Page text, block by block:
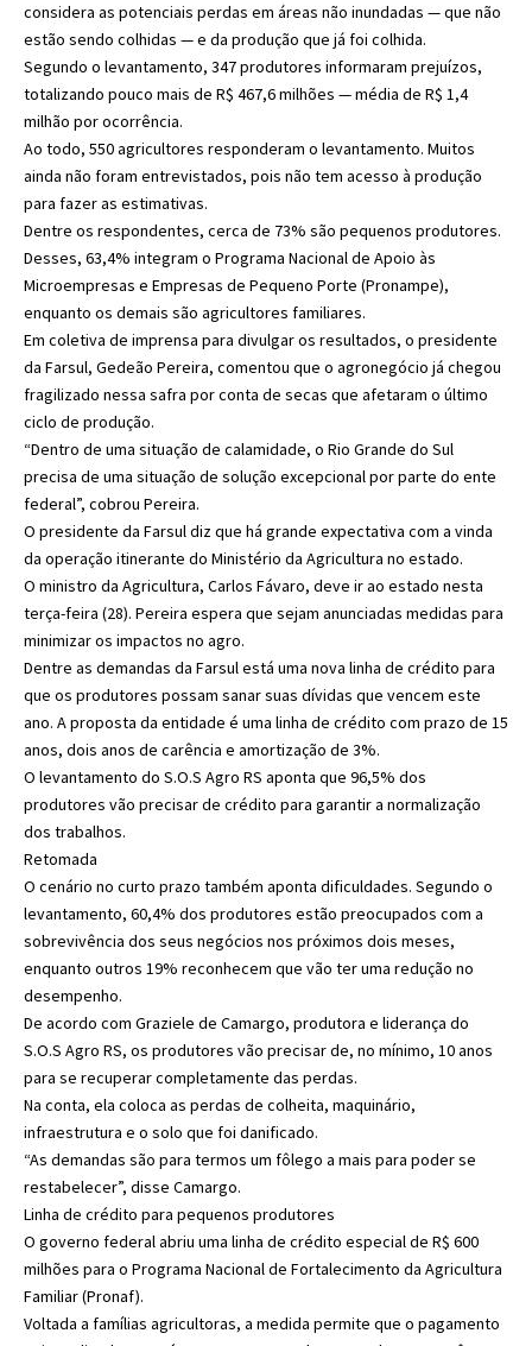
considera as potenciais perdas em áreas não inundadas — que não
estão sendo colhidas — e da produção que já foi colhida.
Segundo o levantamento, 347 produtores informaram prejuízos,
totalizando pouco mais de R$ 467,6 milhões — média de R$ 1,4
milhão por ocorrência.
Ao todo, 550 agricultores responderam o levantamento. Muitos
ainda não foram entrevistados, pois não tem acesso à produção
para fazer as estimativas.
Dentre os respondentes, cerca de 73% são pequenos produtores.
Desses, 63,4% integram o Programa Nacional de Apoio às
Microempresas e Empresas de Pequeno Porte (Pronampe),
enquanto os demais são agricultores familiares.
Em coletiva de imprensa para divulgar os resultados, o presidente
da Farsul, Gedeão Pereira, comentou que o agronegócio já chegou
fragilizado nessa safra por conta de secas que afetaram o último
ciclo de produção.
“Dentro de uma situação de calamidade, o Rio Grande do Sul
precisa de uma situação de solução excepcional por parte do ente
federal”, cobrou Pereira.
O presidente da Farsul diz que há grande expectativa com a vinda
da operação itinerante do Ministério da Agricultura no estado.
O ministro da Agricultura, Carlos Fávaro, deve ir ao estado nesta
terça-feira (28). Pereira espera que sejam anunciadas medidas para
minimizar os impactos no agro.
Dentre as demandas da Farsul está uma nova linha de crédito para
que os produtores possam sanar suas dívidas que vencem este
ano. A proposta da entidade é uma linha de crédito com prazo de 15
anos, dois anos de carência e amortização de 3%.
O levantamento do S.O.S Agro RS aponta que 96,5% dos
produtores vão precisar de crédito para garantir a normalização
dos trabalhos.
Retomada
O cenário no curto prazo também aponta dificuldades. Segundo o
levantamento, 60,4% dos produtores estão preocupados com a
sobrevivência dos seus negócios nos próximos dois meses,
enquanto outros 19% reconhecem que vão ter uma redução no
desempenho.
De acordo com Graziele de Camargo, produtora e liderança do
S.O.S Agro RS, os produtores vão precisar de, no mínimo, 10 anos
para se recuperar completamente das perdas.
Na conta, ela coloca as perdas de colheita, maquinário,
infraestrutura e o solo que foi danificado.
“As demandas são para termos um fôlego a mais para poder se
restabelecer”, disse Camargo.
Linha de crédito para pequenos produtores
O governo federal abriu uma linha de crédito especial de R$ 600
milhões para o Programa Nacional de Fortalecimento da Agricultura
Familiar (Pronaf).
Voltada a famílias agricultoras, a medida permite que o pagamento